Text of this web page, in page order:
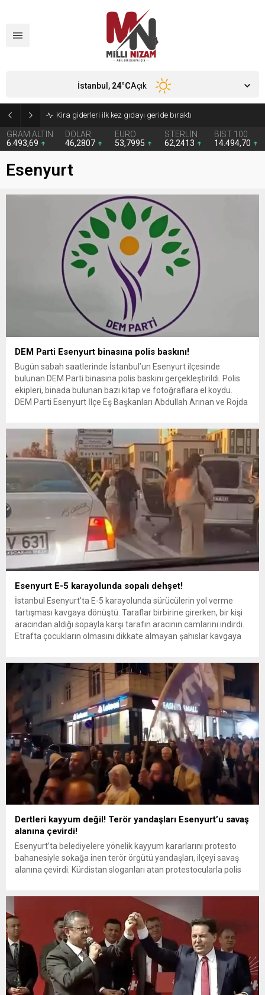
Kira giderleri ilk kez gıdayı geride bıraktı
GRAM ALTIN
6.493,69
DOLAR
46,2807
EURO
53,7995
STERLİN
62,2413
BIST 100
14.494,70
İstanbul, 24°CAçık
Esenyurt
DEM Parti Esenyurt binasına polis baskını!
Bugün sabah saatlerinde İstanbul’un Esenyurt ilçesinde
bulunan DEM Parti binasına polis baskını gerçekleştirildi. Polis
ekipleri, binada bulunan bazı kitap ve fotoğraflara el koydu.
DEM Parti Esenyurt İlçe Eş Başkanları Abdullah Arınan ve Rojda
Esenyurt E-5 karayolunda sopalı dehşet!
İstanbul Esenyurt’ta E-5 karayolunda sürücülerin yol verme
tartışması kavgaya dönüştü. Taraflar birbirine girerken, bir kişi
aracından aldığı sopayla karşı tarafın aracının camlarını indirdi.
Etrafta çocukların olmasını dikkate almayan şahıslar kavgaya
Esenyurt Gökevler Mahallesi,...
Dertleri kayyum değil! Terör yandaşları Esenyurt’u savaş
alanına çevirdi!
Esenyurt’ta belediyelere yönelik kayyum kararlarını protesto
bahanesiyle sokağa inen terör örgütü yandaşları, ilçeyi savaş
alanına çevirdi. Kürdistan sloganları atan protestocularla polis
İstanbul Esenyurt Belediye Başkanı Ahmet Özer, geçtiğimiz
hafta terör örgütüne üye olma suçunda tutuklanmıştı....